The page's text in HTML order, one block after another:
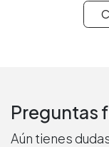
Preguntas
Aún tienes